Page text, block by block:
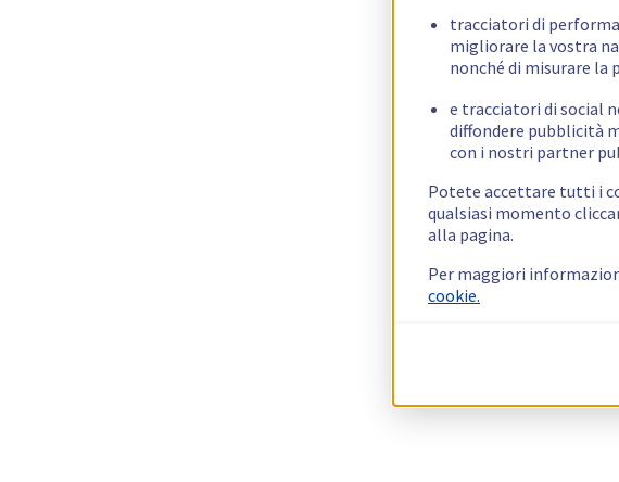
tracciatori di
migliorare la vostra
nonché di misurare la
e tracciatori di social
diffondere pubblicità
con i nostri partner
Potete accettare tutti i
qualsiasi momento
alla pagina.
Per maggiori
cookie.